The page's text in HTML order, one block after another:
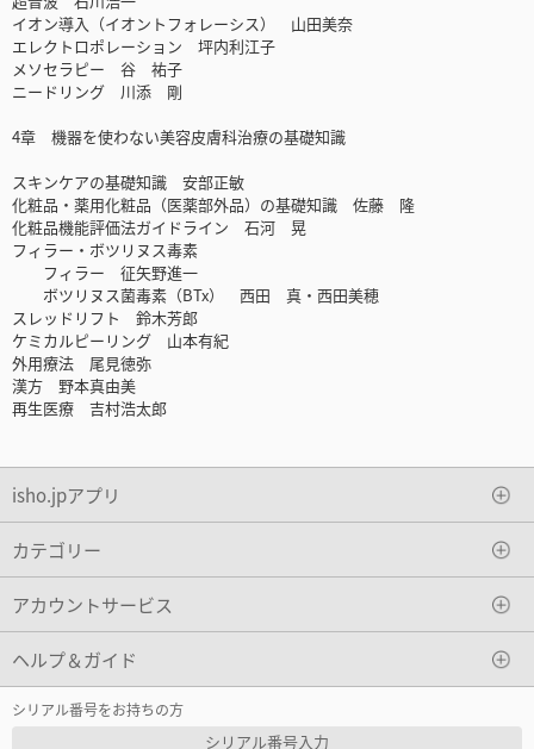
イオン導入（イオントフォレーシス） 山田美奈
エレクトロポレーション 坪内利江子
メソセラピー 谷 祐子
ニードリング 川添 剛
4章 機器を使わない美容皮膚科治療の基礎知識
スキンケアの基礎知識 安部正敏
化粧品・薬用化粧品（医薬部外品）の基礎知識 佐藤 隆
化粧品機能評価法ガイドライン 石河 晃
フィラー・ボツリヌス毒素
フィラー 征矢野進一
ボツリヌス菌毒素（BTx） 西田 真・西田美穂
スレッドリフト 鈴木芳郎
ケミカルピーリング 山本有紀
外用療法 尾見徳弥
漢方 野本真由美
再生医療 吉村浩太郎
isho.jpアプリ
カテゴリー
アカウントサービス
ヘルプ＆ガイド
シリアル番号をお持ちの方
シリアル番号入力